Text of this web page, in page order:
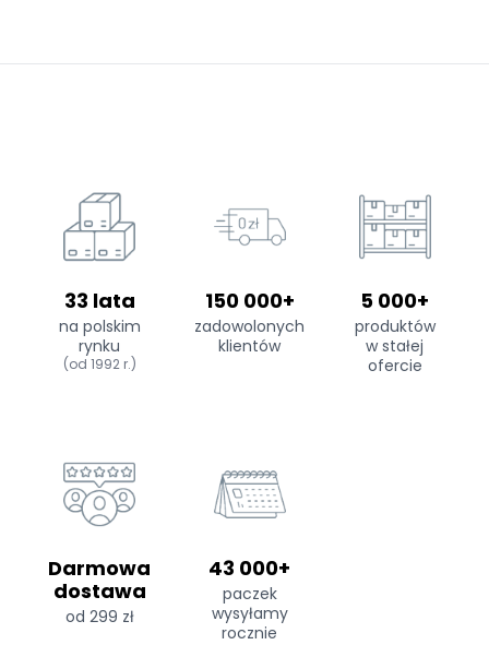
33 lata
na polskim
rynku
(od 1992 r.)
150 000+
zadowolonych
klientów
5 000+
produktów
w stałej
ofercie
Darmowa
dostawa
od 299 zł
43 000+
paczek
wysyłamy
rocznie